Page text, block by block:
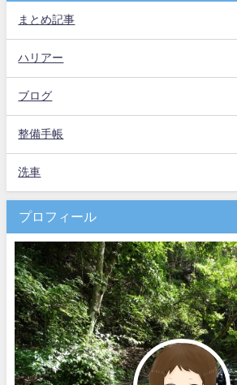
まとめ記事
ハリアー
ブログ
整備手帳
洗車
プロフィール